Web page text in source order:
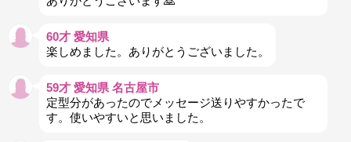
60才 愛知県
楽しめました。ありがとうございました。
59才 愛知県 名古屋市
定型分があったのでメッセージ送りやすかったで
す。使いやすいと思いました。